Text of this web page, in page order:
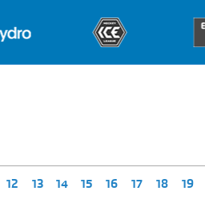
12 13 14 15 16 17 18 19